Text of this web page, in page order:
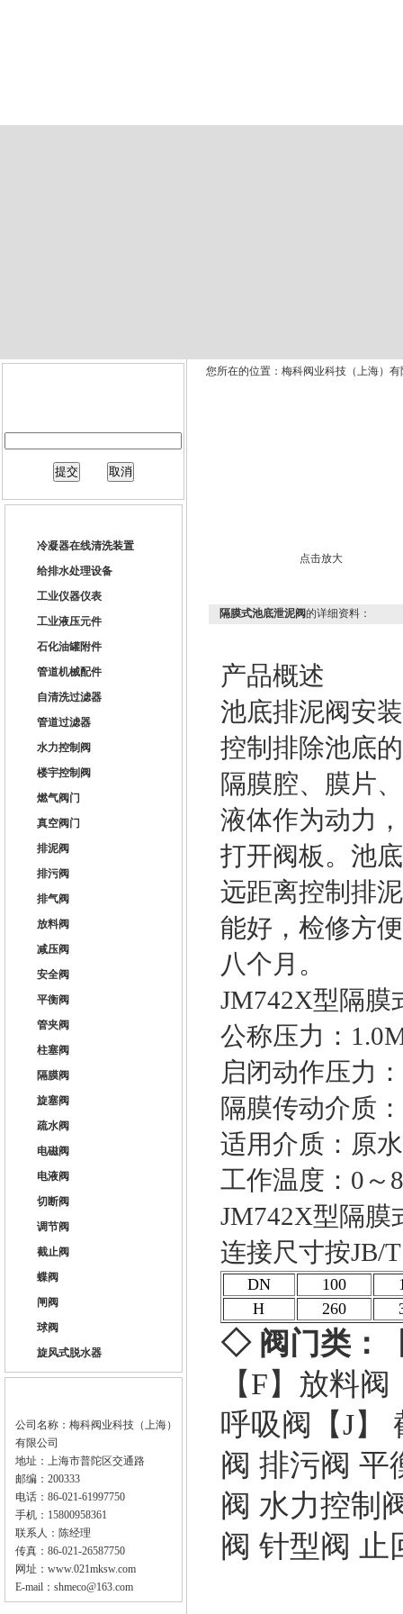
冷凝器在线清洗装置
给排水处理设备
工业仪器仪表
工业液压元件
石化油罐附件
管道机械配件
自清洗过滤器
管道过滤器
水力控制阀
楼宇控制阀
燃气阀门
真空阀门
排泥阀
排污阀
排气阀
放料阀
减压阀
安全阀
平衡阀
管夹阀
柱塞阀
隔膜阀
旋塞阀
疏水阀
电磁阀
电液阀
切断阀
调节阀
截止阀
蝶阀
闸阀
球阀
旋风式脱水器
公司名称：梅科阀业科技（上海）
有限公司
地址：上海市普陀区交通路
邮编：200333
电话：86-021-61997750
手机：15800958361
联系人：陈经理
传真：86-021-26587750
网址： www.021mksw.com
E-mail： shmeco@163.com
您所在的位置：梅科阀业科技（上海）
点击放大
隔膜式池底泄泥阀的详细资料：
产品概述
池底排泥阀安
控制排除池底
隔膜腔、膜片
液体作为动力
打开阀板。池
远距离控制排
能好，检修方
八个月。
JM742X型隔膜
公称压力：
启闭动作压力
隔膜传动介质
适用介质：原
工作温度：0～
JM742X型隔膜
连接尺寸按
DN 100
H
260
◇ 阀门类：
【F】 放料阀
呼吸阀
【J】
阀 排污阀 平
阀 水力控制
阀 针型阀 止